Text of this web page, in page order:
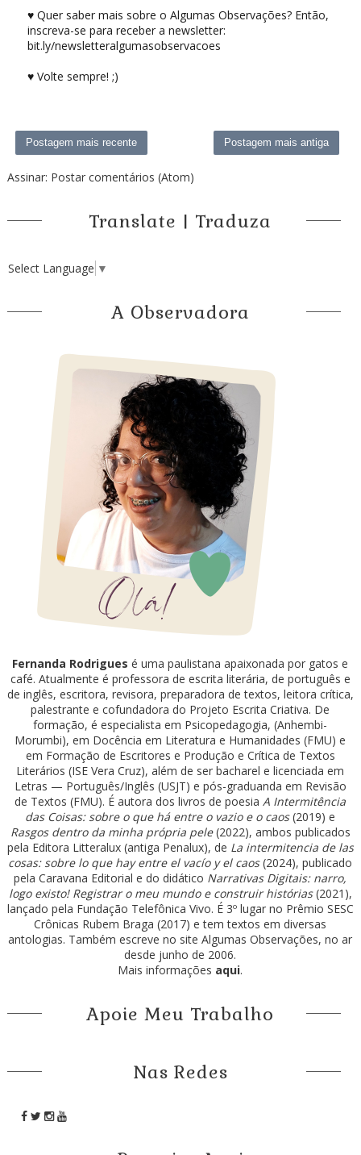
♥ Quer saber mais sobre o Algumas Observações? Então,
inscreva-se para receber a newsletter:
bit.ly/newsletteralgumasobservacoes
♥ Volte sempre! ;)
Postagem mais recente Postagem mais antiga
Assinar: Postar comentários (Atom)
Translate | Traduza
Select Language ▼
A Observadora
Fernanda Rodrigues é uma paulistana apaixonada por gatos e
café. Atualmente é professora de escrita literária, de português e
de inglês, escritora, revisora, preparadora de textos, leitora crítica,
palestrante e cofundadora do Projeto Escrita Criativa. De
formação, é especialista em Psicopedagogia, (Anhembi-
Morumbi), em Docência em Literatura e Humanidades (FMU) e
em Formação de Escritores e Produção e Crítica de Textos
Literários (ISE Vera Cruz), além de ser bacharel e licenciada em
Letras — Português/Inglês (USJT) e pós-graduanda em Revisão
de Textos (FMU). É autora dos livros de poesia A Intermitência
das Coisas: sobre o que há entre o vazio e o caos(2019) e
Rasgos dentro da minha própria pele(2022), ambos publicados
pela Editora Litteralux (antiga Penalux), de La intermitencia de las
cosas: sobre lo que hay entre el vacío y el caos(2024), publicado
pela Caravana Editorial e do didático Narrativas Digitais: narro,
logo existo! Registrar o meu mundo e construir histórias(2021),
lançado pela Fundação Telefônica Vivo. É 3º lugar no Prêmio SESC
Crônicas Rubem Braga (2017) e tem textos em diversas
antologias. Também escreve no site Algumas Observações, no ar
desde junho de 2006.
Mais informações aqui.
Apoie Meu Trabalho
Nas Redes